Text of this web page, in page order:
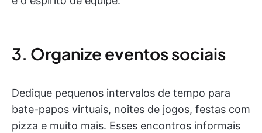
3. Organize eventos sociais
Dedique pequenos intervalos de tempo para
bate-papos virtuais, noites de jogos, festas com
pizza e muito mais. Esses encontros informais